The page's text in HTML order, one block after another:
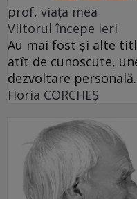
prof, viața mea
Viitorul începe ieri
Au mai fost și alte
atît de cunoscute,
dezvoltare personală.
Horia CORCHEŞ